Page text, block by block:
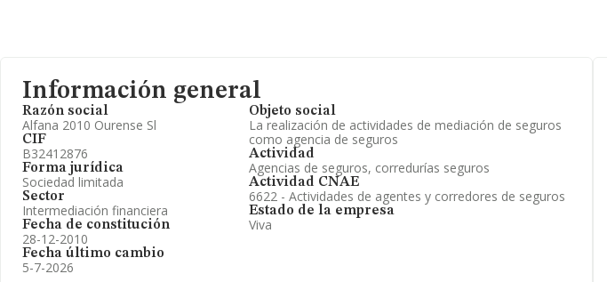
Información general
Razón social
Alfana 2010 Ourense Sl
CIF
B32412876
Forma jurídica
Sociedad limitada
Sector
Intermediación financiera
Fecha de constitución
28-12-2010
Fecha último cambio
5-7-2026
Objeto social
La realización de actividades de mediación de seguros
como agencia de seguros
Actividad
Agencias de seguros, corredurías seguros
Actividad CNAE
6622 - Actividades de agentes y corredores de seguros
Estado de la empresa
Viva